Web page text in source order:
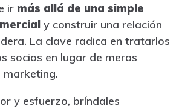
ir más allá de una simple
y construir una relación
La clave radica en tratarlos
socios en lugar de meras
marketing.
y esfuerzo, bríndales